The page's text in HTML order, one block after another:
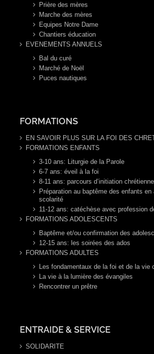
Prière des mères
Marche des mères
Equipes Notre Dame
Chantiers éducation
EVENEMENTS ANNUELS
Bal du curé
Marché de Noël
Puces nautiques
FORMATIONS
EN SAVOIR PLUS SUR LA FOI DES
FORMATIONS ENFANTS
3-10 ans: Liturgie de la Parole
6-7 ans: éveil à la foi
8-11 ans: parcours d’initiation chrétienne
Préparation au baptême des enfants en
scolarité
11-12 ans: catéchèse avec profession
FORMATIONS ADOLESCENTS
Baptême et/ou confirmation des
12-15 ans: les soirées des ados
FORMATIONS ADULTES
Les fondamentaux de la foi et de la vie
La vie à la lumière des évangiles
Rencontrer un prêtre
ENTRAIDE & SERVICE
SOLIDARITE